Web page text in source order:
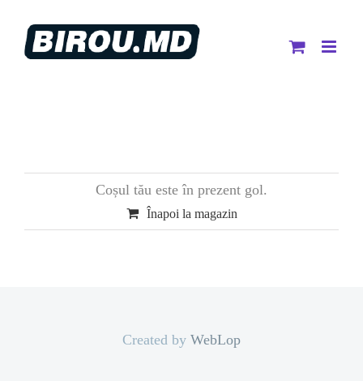
content
Coșul tău este în prezent gol.
Înapoi la magazin
Created by WebLop